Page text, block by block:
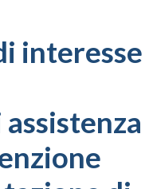
interesse